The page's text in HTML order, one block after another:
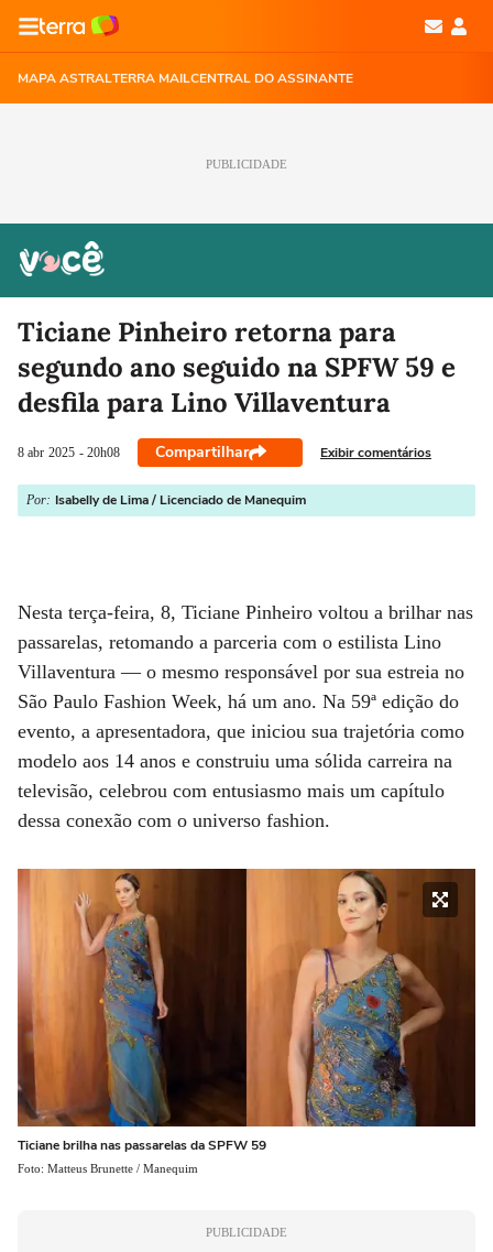
MAPA ASTRALTERRA MAILCENTRAL DO ASSINANTE
PUBLICIDADE
Ticiane Pinheiro retorna para
segundo ano seguido na SPFW 59 e
desfila para Lino Villaventura
8 abr 2025 - 20h08 Compartilhar Exibir comentários
Por: Isabelly de Lima / Licenciado de Manequim
Nesta terça-feira, 8, Ticiane Pinheiro voltou a brilhar nas
passarelas, retomando a parceria com o estilista Lino
Villaventura — o mesmo responsável por sua estreia no
São Paulo Fashion Week, há um ano. Na 59ª edição do
evento, a apresentadora, que iniciou sua trajetória como
modelo aos 14 anos e construiu uma sólida carreira na
televisão, celebrou com entusiasmo mais um capítulo
dessa conexão com o universo fashion.
Ticiane brilha nas passarelas da SPFW 59
Foto: Matteus Brunette / Manequim
PUBLICIDADE